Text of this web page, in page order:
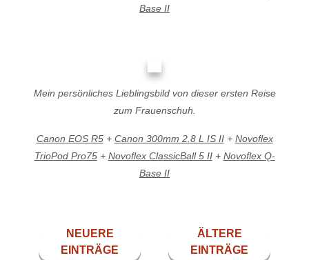
Base II
Mein persönliches Lieblingsbild von dieser ersten Reise
zum Frauenschuh.
Canon EOS R5+ Canon 300mm 2.8 L IS II+ Novoflex
TrioPod Pro75+ Novoflex ClassicBall 5 II+ Novoflex Q-
Base II
NEUERE
EINTRÄGE
ÄLTERE
EINTRÄGE